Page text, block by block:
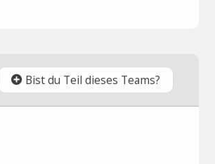
Bist du Teil dieses Teams?